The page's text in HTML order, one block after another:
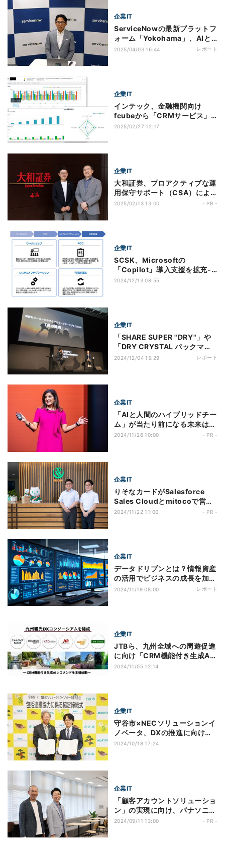
企業IT
ServiceNowの最新プラットフ
ォーム「Yokohama」、AIと
次世代CRMの進化
2025/04/03 16:44 レポート
企業IT
インテック、金融機関向け
fcubeから「CRMサービス」
のアップデートを発表
2025/02/27 12:17
企業IT
大和証券、プロアクティブな運
用保守サポート（CSA）によ
り進化し続ける戦略的CRMシ
2025/02/13 13:00 - PR -
企業IT
SCSK、Microsoftの
「Copilot」導入支援を拡充‐
障害発生時も対応
2024/12/13 08:55
企業IT
「SHARE SUPER "DRY"」や
「DRY CRYSTAL パックマ
ン」で進むアサヒビールのデー
2024/12/04 15:29 レポート
企業IT
「AIと人間のハイブリッドチー
ム」が当たり前になる未来は近
い!? AIとの共存がビジネスに
2024/11/26 10:00 - PR -
企業IT
りそなカードがSalesforce
Sales Cloudとmitocoで営業
プロセスを改革─営業活動の効
2024/11/22 11:00 - PR -
企業IT
データドリブンとは？情報資産
の活用でビジネスの成長を加速
する方法
2024/11/19 08:00 レポート
企業IT
JTBら、九州全域への周遊促進
に向け「CRM機能付き生成AI
レコメンド」開発
2024/11/05 12:14
企業IT
守谷市×NECソリューションイ
ノベータ、DXの推進に向けた
包括連携協定を締結
2024/10/18 17:24
企業IT
「顧客アカウントソリューショ
ン」の実現に向け、パナソニッ
ク株式会社 エレクトリックワ
2024/09/11 13:00 - PR -